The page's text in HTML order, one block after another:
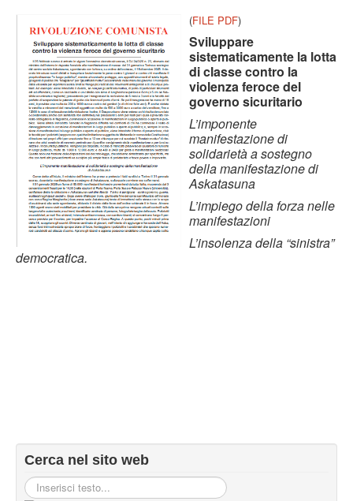
(FILE PDF)
Sviluppare
sistematicamente la lotta
di classe contro la
violenza feroce del
governo sicuritario
L’imponente
manifestazione di
solidarietà a sostegno
della manifestazionedi
Askatasuna
L’impiego della forza nelle
manifestazioni
L’insolenza della “sinistra”
democratica.
Cerca nel sito web